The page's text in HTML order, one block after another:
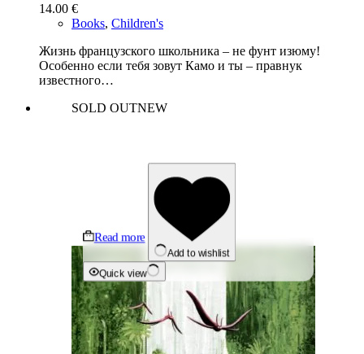
14.00 €
Books, Children's
Жизнь французского школьника – не фунт изюму!
Особенно если тебя зовут Камо и ты – правнук
известного…
SOLD OUTNEW
Read more
Add to wishlist
Quick view